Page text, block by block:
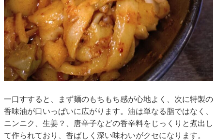
一口すすると、まず麺のもちもち感が心地よく、次に特製の
香味油が口いっぱいに広がります。油は単なる脂ではなく、
ニンニク、生姜？、唐辛子などの香辛料をじっくりと煮出し
て作られており、香ばしく深い味わいがクセになります。